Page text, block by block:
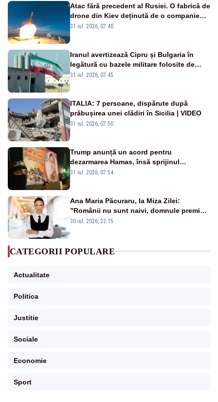
Atac fără precedent al Rusiei. O fabrică de
drone din Kiev deținută de o companie
americană, distrusă de o rachetă
31 iul. 2026, 07:40
Iranul avertizează Cipru și Bulgaria în
legătură cu bazele militare folosite de
SUA
31 iul. 2026, 07:45
ITALIA: 7 persoane, dispărute după
prăbușirea unei clădiri în Sicilia | VIDEO
31 iul. 2026, 07:50
Trump anunță un acord pentru
dezarmarea Hamas, însă sprijinul
Israelului rămâne incert
31 iul. 2026, 07:54
Ana Maria Păcuraru, la Miza Zilei:
”Românii nu sunt naivi, domnule premier
Bolojan”
30 iul. 2026, 22:15
CATEGORII POPULARE
Actualitate
Politica
Justitie
Sociale
Economie
Sport